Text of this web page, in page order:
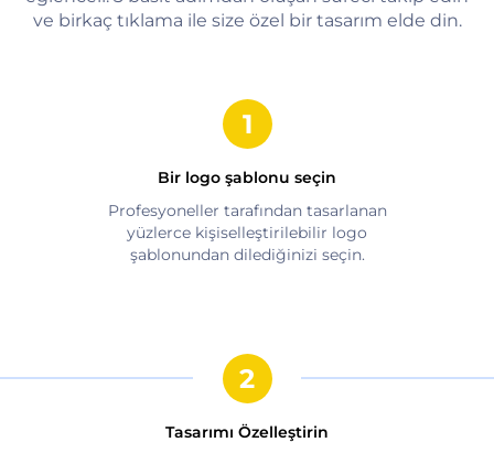
ve birkaç tıklama ile size özel bir tasarım elde din.
Bir logo şablonu seçin
Profesyoneller tarafından tasarlanan
yüzlerce kişiselleştirilebilir logo
şablonundan dilediğinizi seçin.
Tasarımı Özelleştirin